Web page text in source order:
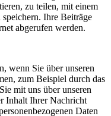
zu teilen, mit einem
Ihre Beiträge
abgerufen werden.
wenn Sie über unseren
zum Beispiel durch das
mit uns über unseren
Inhalt Ihrer Nachricht
Daten